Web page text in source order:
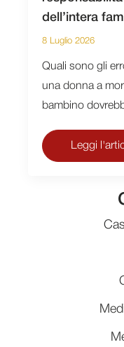
dell’intera
8 Luglio 2026
Quali sono gli
una donna a
bambino
Leggi